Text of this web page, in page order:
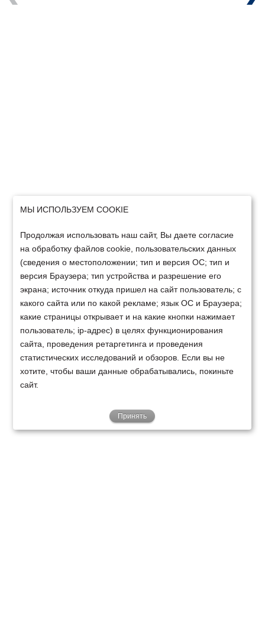
МЫ ИСПОЛЬЗУЕМ COOKIE
Продолжая использовать наш сайт, Вы даете согласие
на обработку файлов cookie, пользовательских данных
(сведения о местоположении; тип и версия ОС; тип и
версия Браузера; тип устройства и разрешение его
экрана; источник откуда пришел на сайт пользователь; с
какого сайта или по какой рекламе; язык ОС и Браузера;
какие страницы открывает и на какие кнопки нажимает
пользователь; ip-адрес) в целях функционирования
сайта, проведения ретаргетинга и проведения
статистических исследований и обзоров. Если вы не
хотите, чтобы ваши данные обрабатывались, покиньте
сайт.
Принять